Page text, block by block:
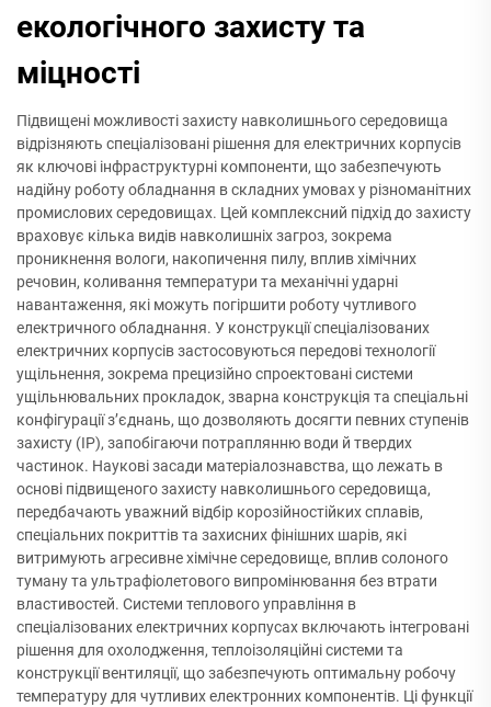
екологічного захисту та
міцності
Підвищені можливості захисту навколишнього середовища
відрізняють спеціалізовані рішення для електричних корпусів
як ключові інфраструктурні компоненти, що забезпечують
надійну роботу обладнання в складних умовах у різноманітних
промислових середовищах. Цей комплексний підхід до захисту
враховує кілька видів навколишніх загроз, зокрема
проникнення вологи, накопичення пилу, вплив хімічних
речовин, коливання температури та механічні ударні
навантаження, які можуть погіршити роботу чутливого
електричного обладнання. У конструкції спеціалізованих
електричних корпусів застосовуються передові технології
ущільнення, зокрема прецизійно спроектовані системи
ущільнювальних прокладок, зварна конструкція та спеціальні
конфігурації з’єднань, що дозволяють досягти певних ступенів
захисту (IP), запобігаючи потраплянню води й твердих
частинок. Наукові засади матеріалознавства, що лежать в
основі підвищеного захисту навколишнього середовища,
передбачають уважний відбір корозійностійких сплавів,
спеціальних покриттів та захисних фінішних шарів, які
витримують агресивне хімічне середовище, вплив солоного
туману та ультрафіолетового випромінювання без втрати
властивостей. Системи теплового управління в
спеціалізованих електричних корпусах включають інтегровані
рішення для охолодження, теплоізоляційні системи та
конструкції вентиляції, що забезпечують оптимальну робочу
температуру для чутливих електронних компонентів. Ці функції